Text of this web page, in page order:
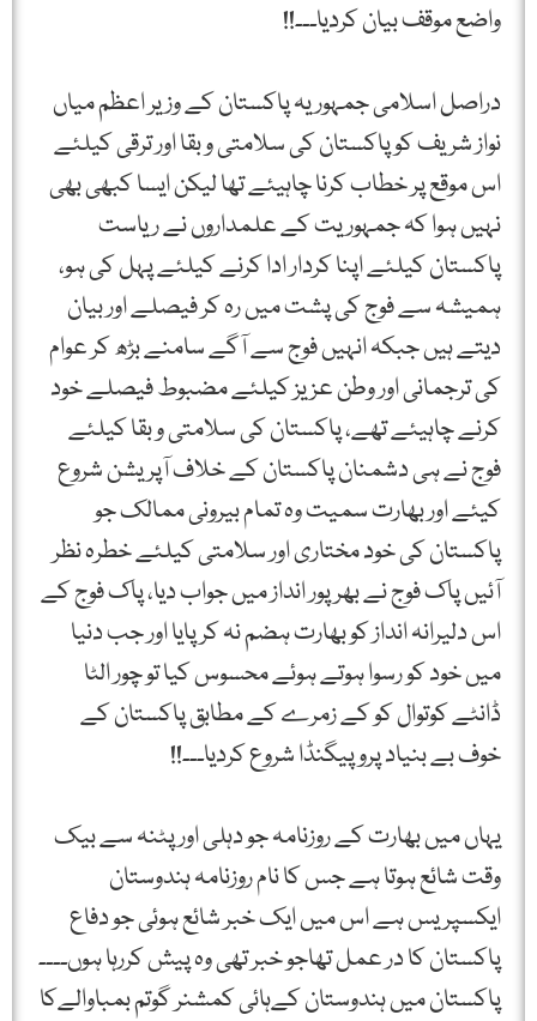
واضع موقف بیان کردیا۔۔۔!!
دراصل اسلامی جمہوریہ پاکستان کے وزیر اعظم میاں
نواز شریف کو پاکستان کی سلامتی و بقا اور ترقی کیلئے
اس موقع پر خطاب کرنا چاہیئے تھا لیکن ایسا کبھی بھی
نہیں ہوا کہ جمہوریت کے علمداروں نے ریاست
پاکستان کیلئے اپنا کردار ادا کرنے کیلئے پہل کی ہو،
ہمیشہ سے فوج کی پشت میں رہ کر فیصلے اور بیان
دیتے ہیں جبکہ انہیں فوج سے آگے سامنے بڑھ کر عوام
کی ترجمانی اور وطن عزیز کیلئے مضبوط فیصلے خود
کرنے چاہیئے تھے، پاکستان کی سلامتی و بقا کیلئے
فوج نے ہی دشمنان پاکستان کے خلاف آپریشن شروع
کیئے اور بھارت سمیت وہ تمام بیرونی ممالک جو
پاکستان کی خود مختاری اور سلامتی کیلئے خطرہ نظر
آئیں پاک فوج نے بھرپور انداز میں جواب دیا، پاک فوج کے
اس دلیرانہ انداز کو بھارت ہضم نہ کرپایا اور جب دنیا
میں خود کو رسوا ہوتے ہوئے محسوس کیا تو چور الٹا
ڈانٹے کوتوال کو کے زمرے کے مطابق پاکستان کے
خوف بے بنیاد پروپیگنڈا شروع کردیا۔۔۔!!
یہاں میں بھارت کے روزنامہ جو دہلی اور پٹنہ سے بیک
وقت شائع ہوتا ہے جس کا نام روزنامہ ہندوستان
ایکسپریس ہے اس میں ایک خبر شائع ہوئی جو دفاع
پاکستان کا در عمل تھاجو خبر تھی وہ پیش کررہا ہوں۔۔۔۔
پاکستان میں ہندوستان کےہائی کمشنر گوتم بمباوالےکا